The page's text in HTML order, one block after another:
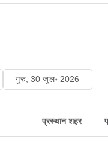
गुरु, 30 जुल॰ 2026
प्रस्थान शहर